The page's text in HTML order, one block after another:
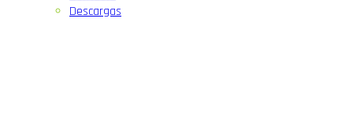
Descargas